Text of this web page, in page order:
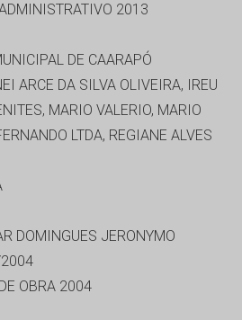
2013
DE CAARAPÓ
ARCE DA SILVA OLIVEIRA, IREU
MARIO VALERIO, MARIO
LTDA, REGIANE ALVES
DOMINGUES JERONYMO
OBRA 2004